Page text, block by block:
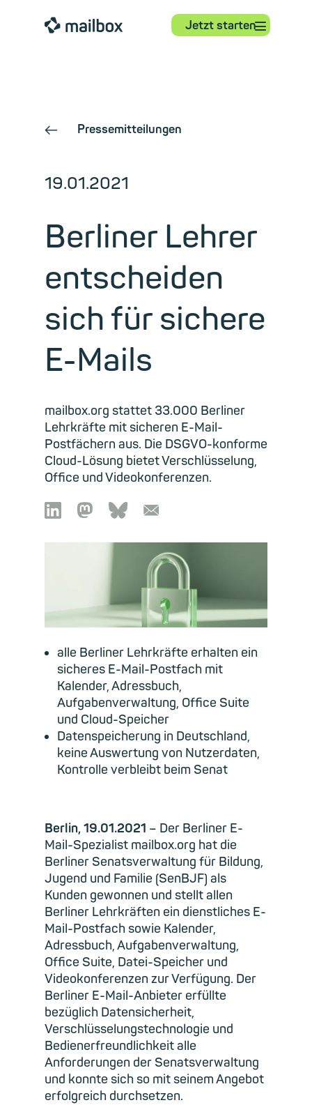
mailbox Jetzt starten⋮
← Pressemitteilungen
19.01.2021
Berliner Lehrer
entscheiden
sich für sichere
E-Mails
mailbox.org stattet 33.000 Berliner
Lehrkräfte mit sicheren E-Mail-
Postfächern aus. Die DSGVO-konforme
Cloud-Lösung bietet Verschlüsselung,
Office und Videokonferenzen.
 🦣︎ 🦋︎ 📧︎
alle Berliner Lehrkräfte erhalten ein
sicheres E-Mail-Postfach mit
Kalender, Adressbuch,
Aufgabenverwaltung, Office Suite
und Cloud-Speicher
Datenspeicherung in Deutschland,
keine Auswertung von Nutzerdaten,
Kontrolle verbleibt beim Senat
Berlin, 19.01.2021 – Der Berliner E-
Mail-Spezialist mailbox.org hat die
Berliner Senatsverwaltung für Bildung,
Jugend und Familie (SenBJF) als
Kunden gewonnen und stellt allen
Berliner Lehrkräften ein dienstliches E-
Mail-Postfach sowie Kalender,
Adressbuch, Aufgabenverwaltung,
Office Suite, Datei-Speicher und
Videokonferenzen zur Verfügung. Der
Berliner E-Mail-Anbieter erfüllte
bezüglich Datensicherheit,
Verschlüsselungstechnologie und
Bedienerfreundlichkeit alle
Anforderungen der Senatsverwaltung
und konnte sich so mit seinem Angebot
erfolgreich durchsetzen.